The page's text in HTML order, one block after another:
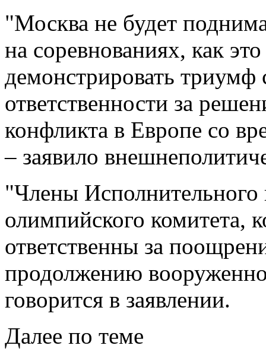
"Москва не будет
на соревнованиях, как
демонстрировать триумф
ответственности за
конфликта в Европе со
– заявило
"Члены
олимпийского комитета,
ответственны за
продолжению
говорится в заявлении.
Далее по теме